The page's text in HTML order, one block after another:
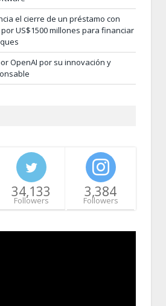
el cierre de un préstamo con
US$1500 millones para financiar
OpenAI por su innovación y
34,133
Followers
3,384
Followers